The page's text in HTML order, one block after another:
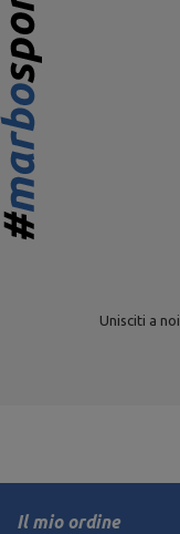
Unisciti a
Il mio ordine